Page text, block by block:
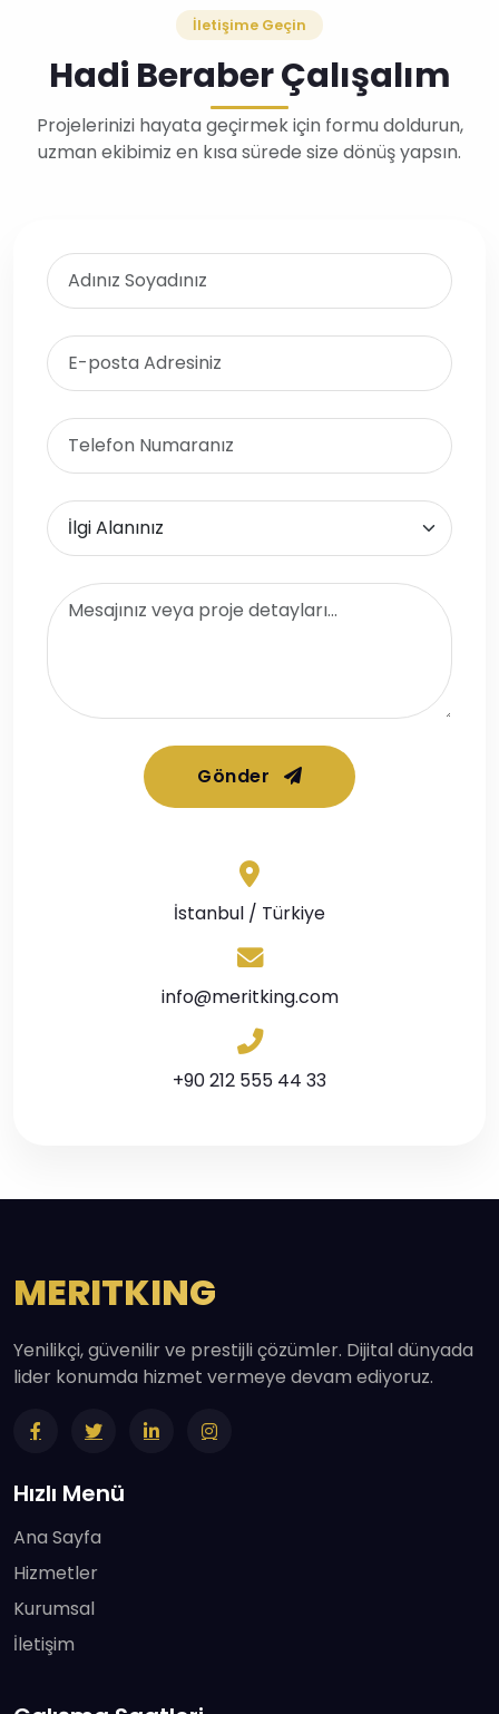
İletişime Geçin
Hadi Beraber Çalışalım
Projelerinizi hayata geçirmek için formu doldurun,
uzman ekibimiz en kısa sürede size dönüş yapsın.
Gönder
İstanbul / Türkiye
info@meritking.com
+90 212 555 44 33
MERITKING
Yenilikçi, güvenilir ve prestijli çözümler. Dijital dünyada
lider konumda hizmet vermeye devam ediyoruz.
Hızlı Menü
Ana Sayfa
Hizmetler
Kurumsal
İletişim